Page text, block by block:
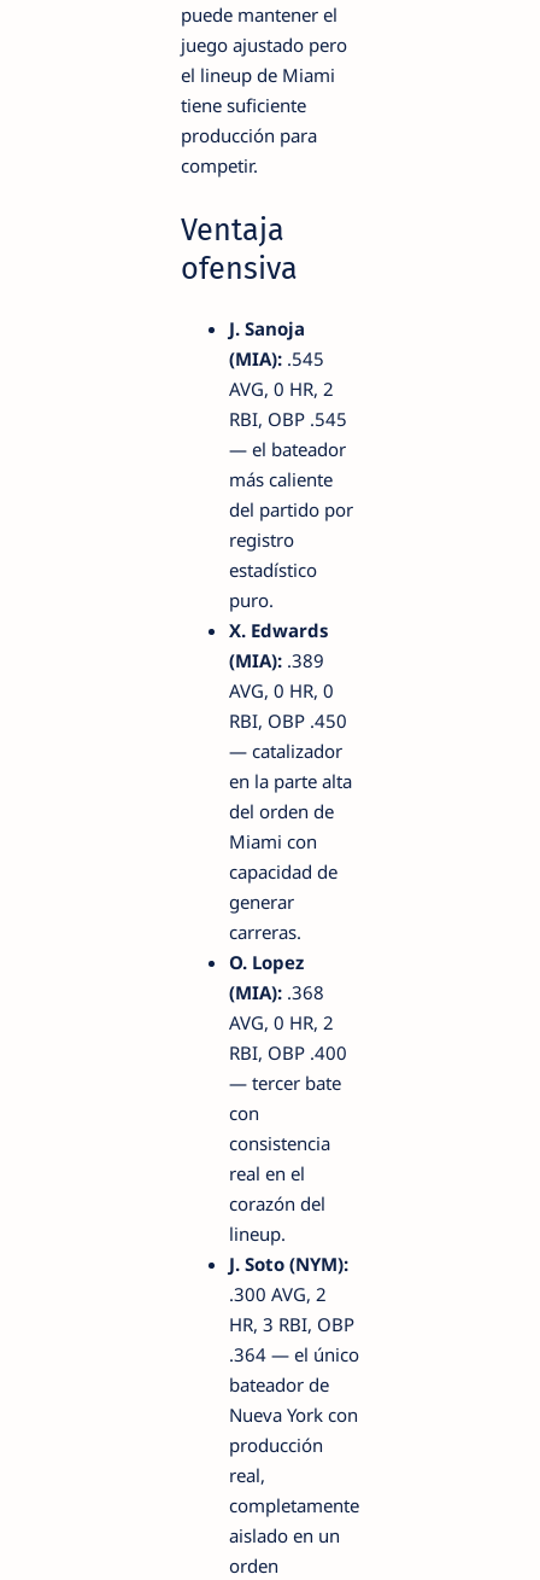
puede mantener el
juego ajustado pero
el lineup de Miami
tiene suficiente
producción para
competir.
Ventaja
ofensiva
J. Sanoja
(MIA): .545
AVG, 0 HR, 2
RBI, OBP .545
— el bateador
más caliente
del partido por
registro
estadístico
puro.
X. Edwards
(MIA): .389
AVG, 0 HR, 0
RBI, OBP .450
— catalizador
en la parte alta
del orden de
Miami con
capacidad de
generar
carreras.
O. Lopez
(MIA): .368
AVG, 0 HR, 2
RBI, OBP .400
— tercer bate
con
consistencia
real en el
corazón del
lineup.
J. Soto (NYM):
.300 AVG, 2
HR, 3 RBI, OBP
.364 — el único
bateador de
Nueva York con
producción
real,
completamente
aislado en un
orden